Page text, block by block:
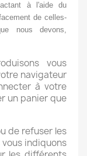
à l'aide du
de celles-
nous devons,
vous
navigateur
à votre
un panier que
de refuser les
indiquons